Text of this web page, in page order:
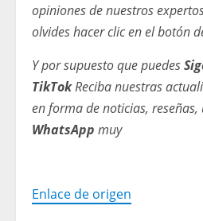
opiniones de nuestros
olvides hacer clic en el botón
Y por supuesto que puedes
TikTokReciba nuestras
en forma de noticias, reseñas,
WhatsApp muy
Enlace de origen